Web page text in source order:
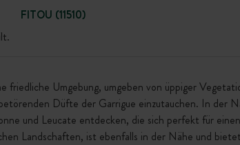
FITOU (11510)
Umgebung, umgeben von üppiger
Düfte der Garrigue einzutauchen. In der
und Leucate entdecken, die sich perfekt für
Landschaften, ist ebenfalls in der Nähe und